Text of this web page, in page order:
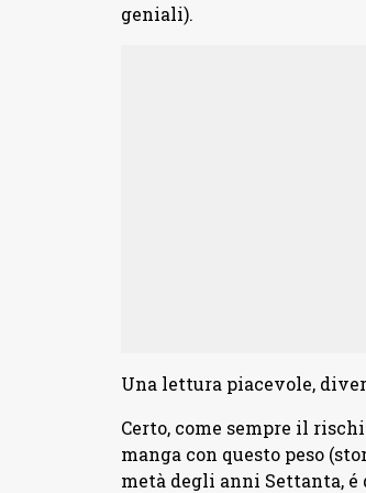
geniali).
Una lettura piacevole,
Certo, come sempre il
manga con questo peso
metà degli anni Settanta, é